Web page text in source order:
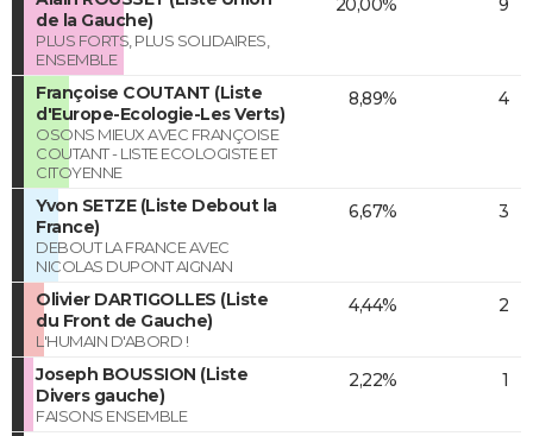
de la Gauche)
PLUS FORTS, PLUS SOLIDAIRES,
ENSEMBLE
20,00% 9
Françoise COUTANT (Liste
d'Europe-Ecologie-Les Verts)
OSONS MIEUX AVEC FRANÇOISE
COUTANT - LISTE ECOLOGISTE ET
CITOYENNE
8,89% 4
Yvon SETZE (Liste Debout la
France)
DEBOUT LA FRANCE AVEC
NICOLAS DUPONT AIGNAN
6,67% 3
Olivier DARTIGOLLES (Liste
du Front de Gauche)
L'HUMAIN D'ABORD !
4,44% 2
Joseph BOUSSION (Liste
Divers gauche)
FAISONS ENSEMBLE
2,22% 1